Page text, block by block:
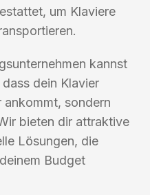
um Klaviere
kannst
dein Klavier
sondern
bieten dir attraktive
Lösungen, die
Budget